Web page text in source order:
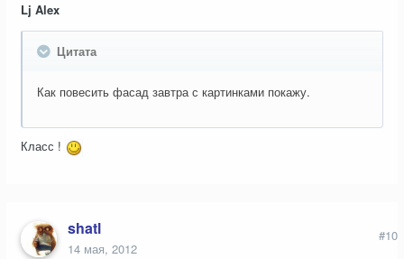
Lj Alex
Цитата
Как повесить фасад завтра с картинками покажу.
Класс !
shatl
14 мая, 2012
#10